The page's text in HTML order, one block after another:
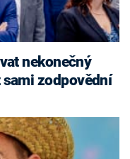
zodpovědní